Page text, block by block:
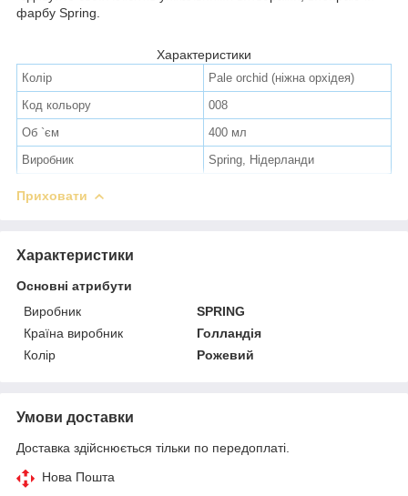
фарбу Spring.
Характеристики
Колір
Pale orchid (ніжна орхідея)
Код кольору
008
Об `єм
400 мл
Виробник
Spring, Нідерланди
Приховати
Характеристики
Основні атрибути
Виробник
SPRING
Країна виробник
Голландія
Колір
Рожевий
Умови доставки
Доставка здійснюється тільки по передоплаті.
Нова Пошта